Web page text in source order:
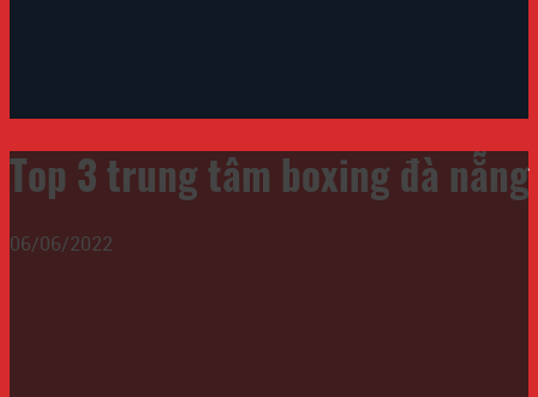
Top 3 trung tâm boxing đà nẵng
06/06/2022